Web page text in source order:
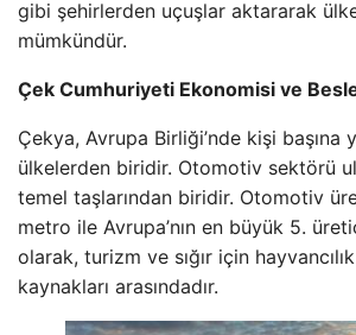
gibi şehirlerden uçuşlar aktararak
mümkündür.
Çek Cumhuriyeti Ekonomisi ve
Çekya, Avrupa Birliği’nde kişi başına
ülkelerden biridir. Otomotiv sektörü
temel taşlarından biridir. Otomotiv
metro ile Avrupa’nın en büyük 5.
olarak, turizm ve sığır için
kaynakları arasındadır.